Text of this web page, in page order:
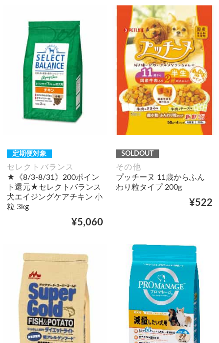
定期便対象
セレクトバランス
★《8/3-8/31》200ポイン
ト還元★セレクトバランス
犬エイジングケアチキン 小
粒 3kg
¥5,060
SOLDOUT
その他
プッチーヌ 11歳からふん
わり粒タイプ 200g
¥522